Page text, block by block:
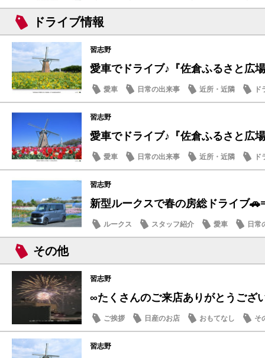
ドライブ情報
習志野
愛車でドライブ♪『佐倉ふるさと広
愛車 日常の出来事 近所・近隣 ド
習志野
愛車でドライブ♪『佐倉ふるさと広
愛車 日常の出来事 近所・近隣 ド
習志野
新型ルークスで春の房総ドライブ
ルークス スタッフ紹介 愛車 日常
その他
習志野
∞たくさんのご来店ありがとうござ
ご挨拶 日産のお店 おもてなし そ
習志野